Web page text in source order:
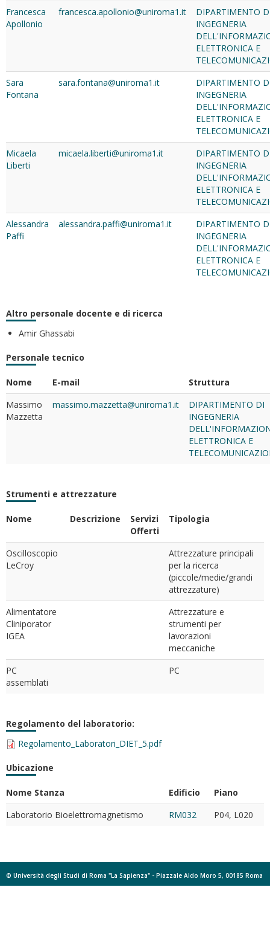
Francesca
Apollonio
francesca.apollonio@uniroma1.it
DIPARTIMENTO
INGEGNERIA
ELETTRONICA E
Sara
Fontana
sara.fontana@uniroma1.it
DIPARTIMENTO
INGEGNERIA
ELETTRONICA E
Micaela
Liberti
micaela.liberti@uniroma1.it
DIPARTIMENTO
INGEGNERIA
ELETTRONICA E
Alessandra
Paffi
alessandra.paffi@uniroma1.it
DIPARTIMENTO
INGEGNERIA
ELETTRONICA E
Altro personale docente e di ricerca
Amir Ghassabi
Personale tecnico
Nome E-mail
Struttura
Massimo
Mazzetta
massimo.mazzetta@uniroma1.it
DIPARTIMENTO DI
INGEGNERIA
ELETTRONICA E
Strumenti e attrezzature
Nome Descrizione
Servizi
Offerti
Tipologia
Oscilloscopio
LeCroy
Attrezzature principali
per la ricerca
(piccole/medie/grandi
attrezzature)
Alimentatore
Cliniporator
IGEA
Attrezzature e
strumenti per
lavorazioni
meccaniche
PC
assemblati
PC
Regolamento del laboratorio:
Regolamento_Laboratori_DIET_5.pdf
Ubicazione
Nome Stanza Edificio
Piano
Laboratorio Bioelettromagnetismo
RM032 P04, L020
© Università degli Studi di Roma "La Sapienza" - Piazzale Aldo Moro 5, 00185 Roma